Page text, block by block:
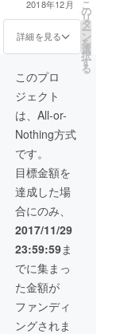
議などに参加も
できるようにさ
せていただきま
ちらへこられる
際の航空機のチ
ケット、フェ
リーのチケット
等、ご相談の上
送らせていただ
きます。
2018年12月
詳細を見る
こ
の
リ
タ
ー
ン
を
選
択
す
る
このプロ
ジェクト
は、All-or-
Nothing方式
です。
目標金額を
達成した場
合にのみ、
2017/11/29
23:59:59ま
でに集まっ
た金額が
ファンディ
ングされま